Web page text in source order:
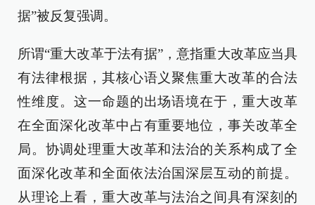
据”被反复强调。
所谓“重大改革于法有据”，意指重大改革应当具
有法律根据，其核心语义聚焦重大改革的合法
性维度。这一命题的出场语境在于，重大改革
在全面深化改革中占有重要地位，事关改革全
局。协调处理重大改革和法治的关系构成了全
面深化改革和全面依法治国深层互动的前提。
从理论上看，重大改革与法治之间具有深刻的